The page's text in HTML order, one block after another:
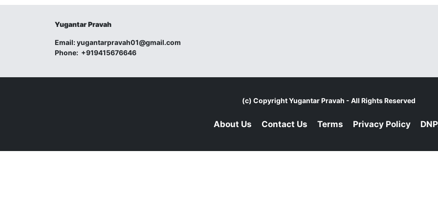
Yugantar Pravah
Email:yugantarpravah01@gmail.com
Phone: +919415676646
(c) CopyrightYugantar Pravah - All Rights Reserved
About Us Contact Us Terms Privacy Policy